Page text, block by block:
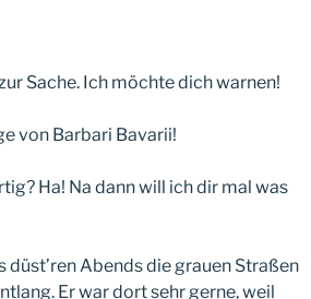
Sache. Ich möchte dich warnen!
von Barbari Bavarii!
Ha! Na dann will ich dir mal was
Abends die grauen Straßen
Er war dort sehr gerne, weil